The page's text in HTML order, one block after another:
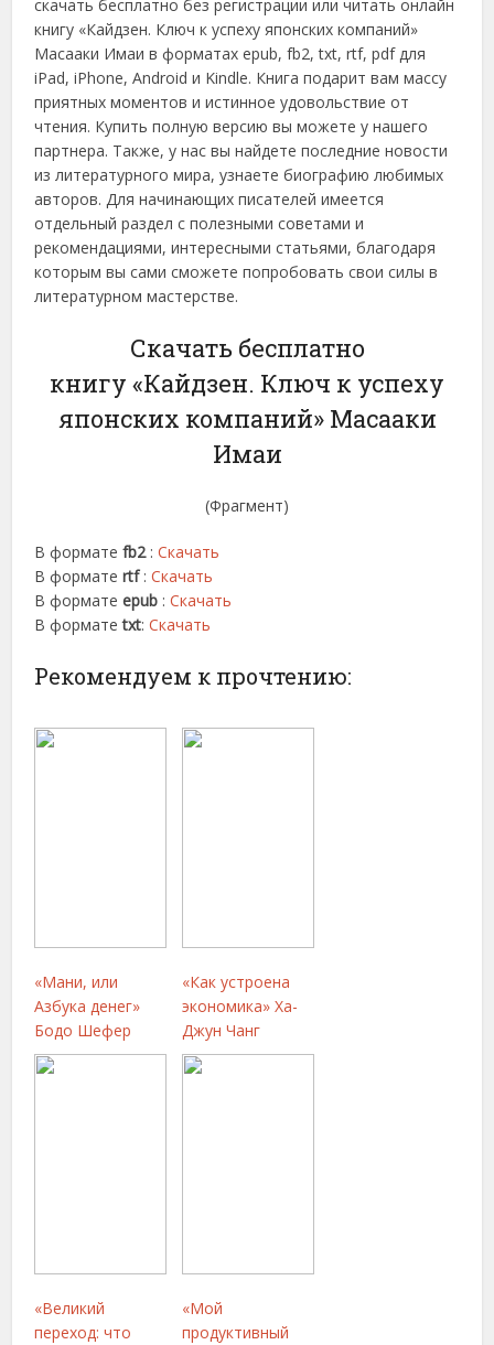
скачать бесплатно без регистрации или читать онлайн
книгу «Кайдзен. Ключ к успеху японских компаний»
Масааки Имаи в форматах epub, fb2, txt, rtf, pdf для
iPad, iPhone, Android и Kindle. Книга подарит вам массу
приятных моментов и истинное удовольствие от
чтения. Купить полную версию вы можете у нашего
партнера. Также, у нас вы найдете последние новости
из литературного мира, узнаете биографию любимых
авторов. Для начинающих писателей имеется
отдельный раздел с полезными советами и
рекомендациями, интересными статьями, благодаря
которым вы сами сможете попробовать свои силы в
литературном мастерстве.
Скачать бесплатно
книгу «Кайдзен. Ключ к успеху
японских компаний» Масааки
Имаи
(Фрагмент)
В форматеfb2:Скачать
В форматеrtf :Скачать
В форматеepub :Скачать
В форматеtxt:Скачать
Рекомендуем к прочтению:
«Мани, или
Азбука денег»
Бодо Шефер
«Как устроена
экономика» Ха-
Джун Чанг
«Великий
переход: что
«Мой
продуктивный